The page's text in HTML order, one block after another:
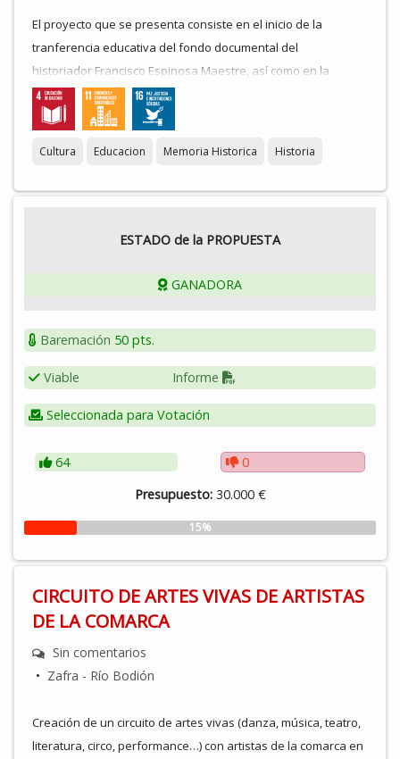
El proyecto que se presenta consiste en el inicio de la
tranferencia educativa del fondo documental del
historiador Francisco Espinosa Maestre, así como en la
continuación de la catalogación y en la conclusión de la
digitalización del mismo. Está enmarcado en el proceso de
"columna de la muerte", itinerario seguido por las tropas
Cultura Educacion Memoria Historica Historia
ESTADO de la PROPUESTA
GANADORA
Baremación 50 pts.
Viable Informe
Seleccionada para Votación
64
0
Presupuesto: 30.000 €
15%
CIRCUITO DE ARTES VIVAS DE ARTISTAS
DE LA COMARCA
Sin comentarios
• Zafra - Río Bodión
Creación de un circuito de artes vivas (danza, música, teatro,
literatura, circo, performance…) con artistas de la comarca en